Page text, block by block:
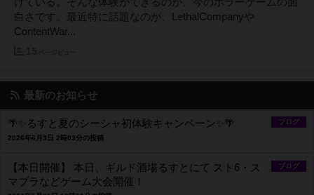
白さです。最近特に話題なのが、LethalCompanyや
ContentWar...
最新のお知らせ
ブログ
🌴✨るすと夏のシーシャ初体験キャンペーン✨🌴
2026年6月3日 2時03分の投稿
ブログ
【本日開催】 本日、ギルド酒場るすとにて スト6・ス
マブラなどゲーム大会開催！